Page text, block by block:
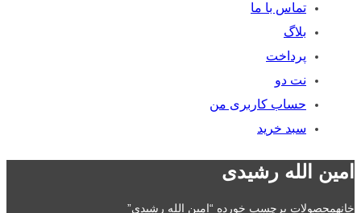
تماس با ما
بلاگ
پرداخت
نت دو
حساب کاربری من
سبد خرید
امین الله رشیدی
خانهمحصولات برچسب خورده “امین الله رشیدی”